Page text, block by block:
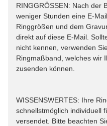
RINGGRÖSSEN: Nach der
weniger Stunden eine E-
Ringgrößen und dem
direkt auf diese E-Mail.
nicht kennen, verwenden
Ringmaßband, welches wir
zusenden können.
WISSENSWERTES: Ihre
schnellstmöglich individuell
versendet. Bitte beachten